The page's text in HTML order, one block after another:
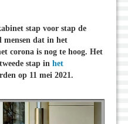
stap voor stap de
mensen dat in het
corona is nog te hoog. Het
stap in het
op 11 mei 2021.